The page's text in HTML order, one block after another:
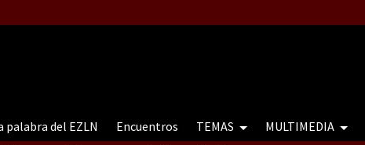
palabra del EZLN Encuentros TEMAS MULTIMEDIA